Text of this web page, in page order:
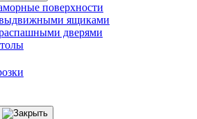
поверхности
ящиками
дверями